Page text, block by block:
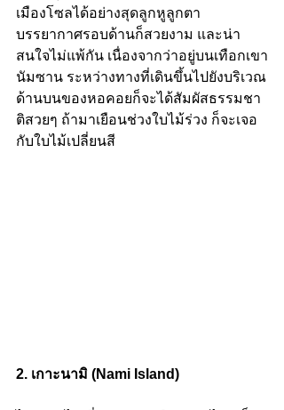
เมืองโซลได้อย่างสุดลูกหูลูกตา
บรรยากาศรอบด้านก็สวยงาม และน่า
สนใจไม่แพ้กัน เนื่องจากว่าอยู่บนเทือกเขา
นัมซาน ระหว่างทางที่เดินขึ้นไปยังบริเวณ
ด้านบนของหอคอยก็จะได้สัมผัสธรรมชา
ติสวยๆ ถ้ามาเยือนช่วงใบไม้ร่วง ก็จะเจอ
กับใบไม้เปลี่ยนสี
2. เกาะนามิ (Nami Island)